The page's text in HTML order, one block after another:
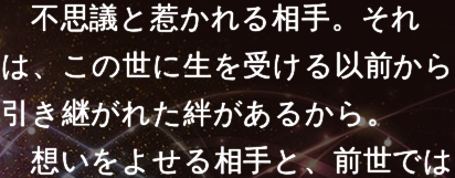
不思議と惹かれる相手。それ
は、この世に生を受ける以前から
引き継がれた絆があるから。
想いをよせる相手と、前世では